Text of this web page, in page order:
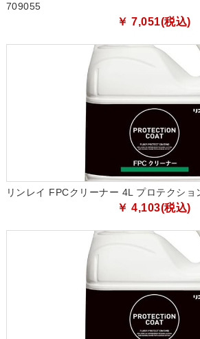
709055
￥ 7,051(税込)
リンレイ FPCクリーナー 4L プロテクショ
￥ 4,103(税込)